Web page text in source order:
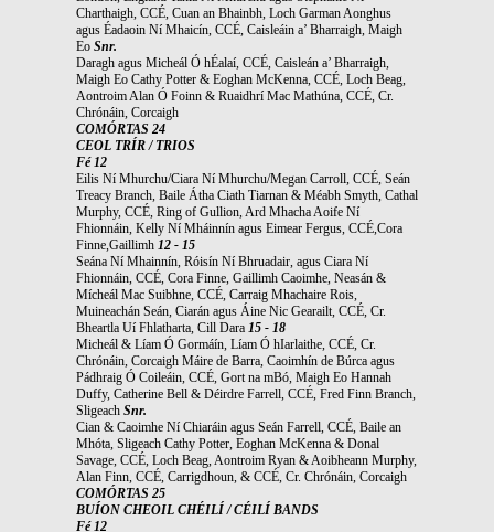
Charthaigh, CCÉ, Cuan an Bhainbh, Loch Garman Aonghus
agus Éadaoin Ní Mhaicín, CCÉ, Caisleáin a’ Bharraigh, Maigh
Eo Snr.
Daragh agus Micheál Ó hÉalaí, CCÉ, Caisleán a’ Bharraigh,
Maigh Eo Cathy Potter & Eoghan McKenna, CCÉ, Loch Beag,
Aontroim Alan Ó Foinn & Ruaidhrí Mac Mathúna, CCÉ, Cr.
Chrónáin, Corcaigh
COMÓRTAS 24
CEOL TRÍR / TRIOS
Fé 12
Eilis Ní Mhurchu/Ciara Ní Mhurchu/Megan Carroll, CCÉ, Seán
Treacy Branch, Baile Átha Ciath Tiarnan & Méabh Smyth, Cathal
Murphy, CCÉ, Ring of Gullion, Ard Mhacha Aoife Ní
Fhionnáin, Kelly Ní Mháinnín agus Eimear Fergus, CCÉ,Cora
Finne,Gaillimh 12 - 15
Seána Ní Mhainnín, Róisín Ní Bhruadair, agus Ciara Ní
Fhionnáin, CCÉ, Cora Finne, Gaillimh Caoimhe, Neasán &
Mícheál Mac Suibhne, CCÉ, Carraig Mhachaire Rois,
Muineachán Seán, Ciarán agus Áine Nic Gearailt, CCÉ, Cr.
Bheartla Uí Fhlatharta, Cill Dara 15 - 18
Micheál & Líam Ó Gormáín, Líam Ó hIarlaithe, CCÉ, Cr.
Chrónáin, Corcaigh Máire de Barra, Caoimhín de Búrca agus
Pádhraig Ó Coileáin, CCÉ, Gort na mBó, Maigh Eo Hannah
Duffy, Catherine Bell & Déirdre Farrell, CCÉ, Fred Finn Branch,
Sligeach Snr.
Cian & Caoimhe Ní Chiaráin agus Seán Farrell, CCÉ, Baile an
Mhóta, Sligeach Cathy Potter, Eoghan McKenna & Donal
Savage, CCÉ, Loch Beag, Aontroim Ryan & Aoibheann Murphy,
Alan Finn, CCÉ, Carrigdhoun, & CCÉ, Cr. Chrónáin, Corcaigh
COMÓRTAS 25
BUÍON CHEOIL CHÉILÍ / CÉILÍ BANDS
Fé 12